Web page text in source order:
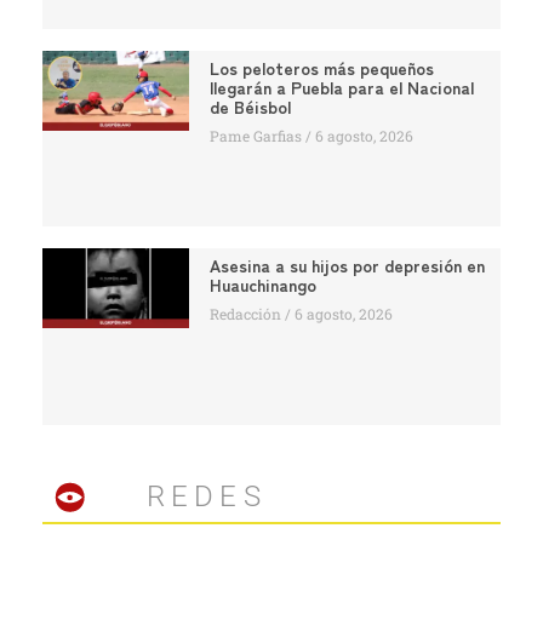
Los peloteros más pequeños
llegarán a Puebla para el Nacional
de Béisbol
Pame Garfias 6 agosto, 2026
Asesina a su hijos por depresión en
Huauchinango
Redacción 6 agosto, 2026
REDES